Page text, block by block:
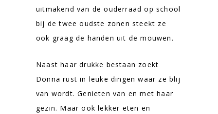
uitmakend van de ouderraad op school
bij de twee oudste zonen steekt ze
ook graag de handen uit de mouwen.
Naast haar drukke bestaan zoekt
Donna rust in leuke dingen waar ze blij
van wordt. Genieten van en met haar
gezin. Maar ook lekker eten en